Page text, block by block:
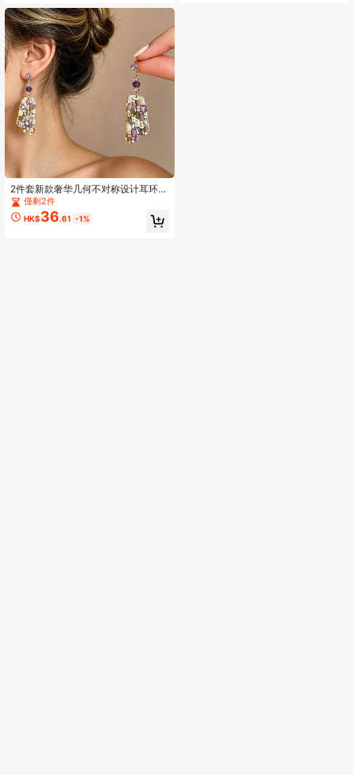
2件套新款奢华几何不对称设计耳环，
独特夸张长款耳环，女士款
僅剩2件
HK$36.61 -1%